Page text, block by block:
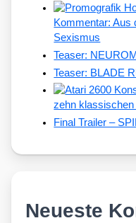
Kommentar: Aus
Sexismus
Teaser:
Teaser: BLADE
zehn
Final Trailer –
Neueste